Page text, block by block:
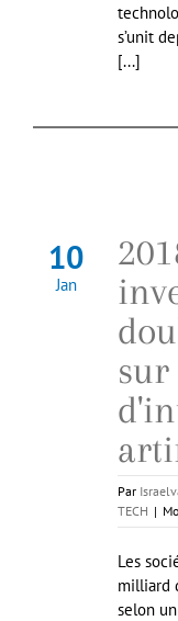
s’unit
[...]
10
Jan
sur
Par
TECH |
Les
milliard
selon